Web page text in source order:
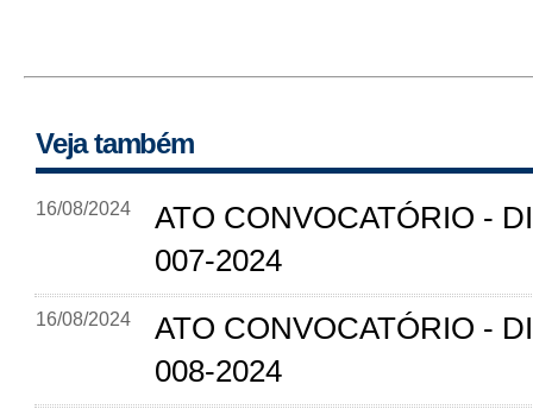
Veja também
16/08/2024
ATO CONVOCATÓRIO -
007-2024
16/08/2024
ATO CONVOCATÓRIO -
008-2024